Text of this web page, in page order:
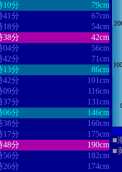
10分
79cm
41分
67cm
18分
54cm
38分
42cm
04分
56cm
42分
71cm
13分
86cm
42分
101cm
09分
116cm
37分
131cm
06分
146cm
38分
160cm
17分
175cm
48分
190cm
56分
182cm
26分
174cm
■
■